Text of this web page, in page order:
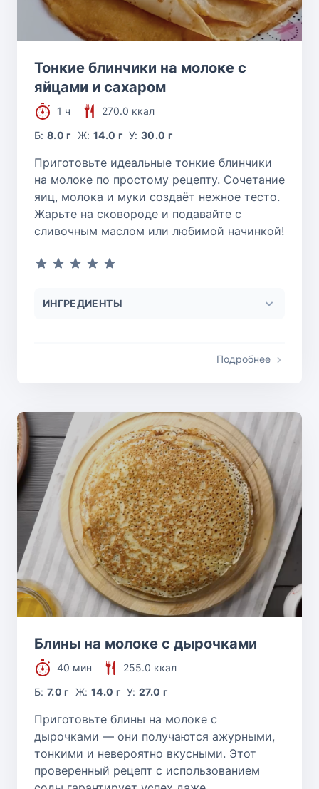
Тонкие блинчики на молоке с
яйцами и сахаром
1 ч
270.0 ккал
Б:8.0 г Ж: 14.0 г У:30.0 г
Приготовьте идеальные тонкие блинчики
на молоке по простому рецепту. Сочетание
яиц, молока и муки создаёт нежное тесто.
Жарьте на сковороде и подавайте с
сливочным маслом или любимой начинкой!
ИНГРЕДИЕНТЫ
Подробнее
Блины на молоке с дырочками
40 мин
255.0 ккал
Б:7.0 г Ж: 14.0 г У:27.0 г
Приготовьте блины на молоке с
дырочками — они получаются ажурными,
тонкими и невероятно вкусными. Этот
проверенный рецепт с использованием